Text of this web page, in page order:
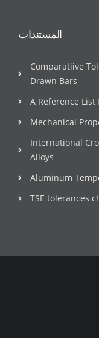
المستندات
Comparatiive
Drawn Bars
A Reference List
Mechanical
International
Alloys
Aluminum
TSE tolerances